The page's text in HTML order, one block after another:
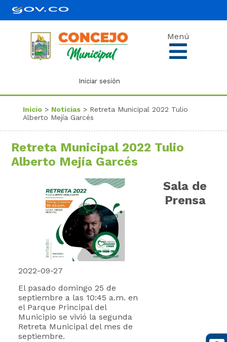
Menú
Iniciar sesión
Inicio> Noticias> Retreta Municipal 2022 Tulio
Alberto Mejía Garcés
Retreta Municipal 2022 Tulio
Alberto Mejía Garcés
2022-09-27
El pasado domingo 25 de
septiembre a las 10:45 a.m. en
el Parque Principal del
Municipio se vivió la segunda
Retreta Municipal del mes de
septiembre.
Sala de
Prensa